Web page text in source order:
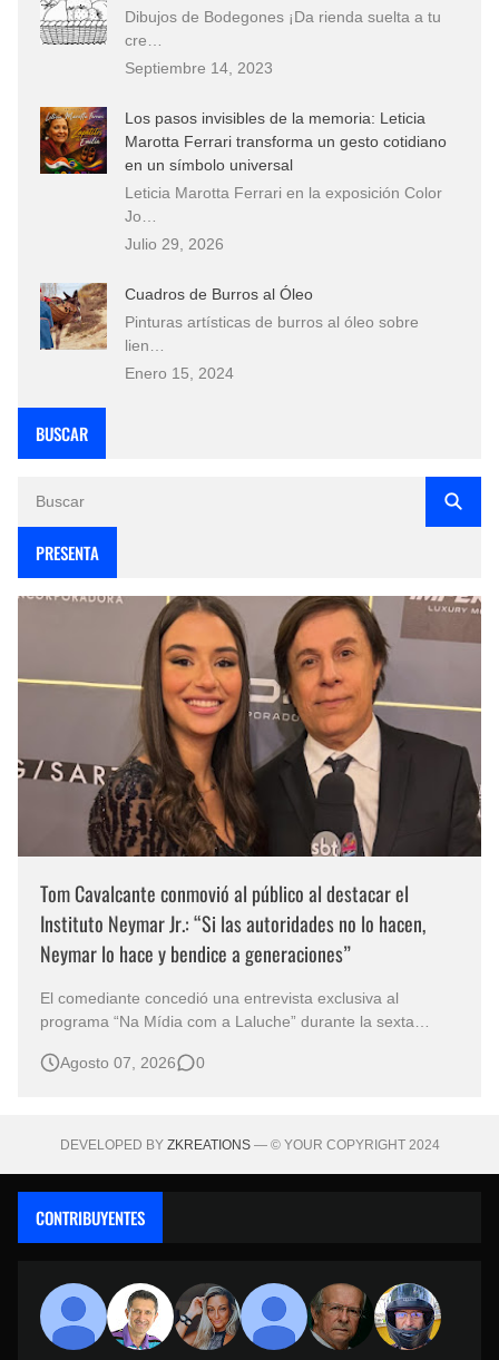
Dibujos de Bodegones ¡Da rienda suelta a tu
cre…
Septiembre 14, 2023
Los pasos invisibles de la memoria: Leticia
Marotta Ferrari transforma un gesto cotidiano
en un símbolo universal
Leticia Marotta Ferrari en la exposición Color
Jo…
Julio 29, 2026
Cuadros de Burros al Óleo
Pinturas artísticas de burros al óleo sobre
lien…
Enero 15, 2024
BUSCAR
PRESENTA
Tom Cavalcante conmovió al público al destacar el
Instituto Neymar Jr.: “Si las autoridades no lo hacen,
Neymar lo hace y bendice a generaciones”
El comediante concedió una entrevista exclusiva al
programa “Na Mídia com a Laluche” durante la sexta
eventos benéficos más importantes de Brasil. En medio del
Agosto 07, 2026 0
DEVELOPED BY ZKREATIONS— © YOUR COPYRIGHT 2024
CONTRIBUYENTES